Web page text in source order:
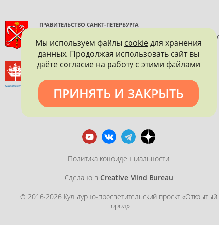
ПРАВИТЕЛЬСТВО САНКТ-ПЕТЕРБУРГА
КОМИТЕТ ПО ГОСУДАРСТВЕННОМУ КОНТРОЛЮ,
И ОХРАНЕ ПАМЯТНИКОВ ИСТОРИИ И КУЛЬТУРЫ
ВСЕРОССИЙСКОЕ ОБЩЕСТВО ОХРАНЫ ПАМЯТНИКОВ
Политика конфиденциальности
Сделано в Creative Mind Bureau
© 2016-2026 Культурно-просветительский проект «Открытый
город»
Мы используем файлы cookieдля хранения
данных. Продолжая использовать сайт вы
даёте согласие на работу с этими файлами
ПРИНЯТЬ И ЗАКРЫТЬ